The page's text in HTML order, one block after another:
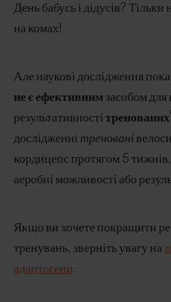
День бабусь і дідусів?
на комах!
Але наукові дослідження
не є ефективнимзасобом
результативності тренованих
дослідженні треновані
кордицепс протягом 5
аеробні можливості або
Якщо ви хочете покращити
тренувань, зверніть увагу на
адаптогени.